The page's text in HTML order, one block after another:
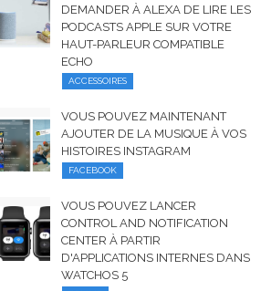
DEMANDER À ALEXA DE LIRE LES
PODCASTS APPLE SUR VOTRE
HAUT-PARLEUR COMPATIBLE
ECHO
ACCESSOIRES
VOUS POUVEZ MAINTENANT
AJOUTER DE LA MUSIQUE À VOS
HISTOIRES INSTAGRAM
FACEBOOK
VOUS POUVEZ LANCER
CONTROL AND NOTIFICATION
CENTER À PARTIR
D'APPLICATIONS INTERNES DANS
WATCHOS 5